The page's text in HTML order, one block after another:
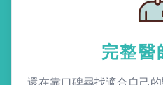
完整醫
還在靠口碑尋找適合自己